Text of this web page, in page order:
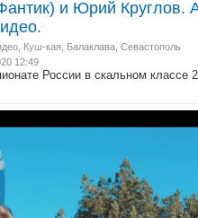
и Юрий Круглов.
Куш-кая, Балаклава, Севастополь
12:49
России в скальном классе